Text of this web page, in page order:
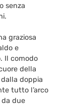
senza
graziosa
e
Il comodo
della
doppia
tutto l’arco
due